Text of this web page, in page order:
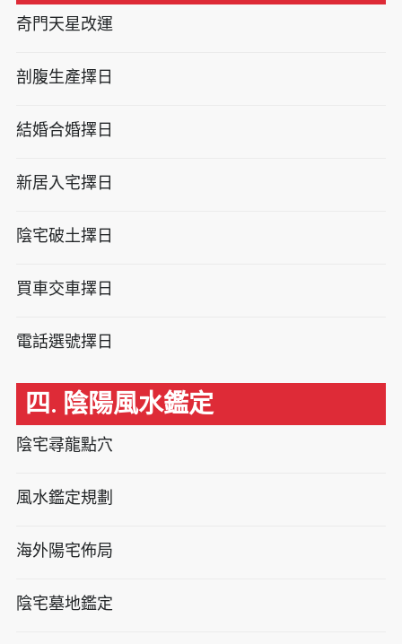
奇門天星改運
剖腹生產擇日
結婚合婚擇日
新居入宅擇日
陰宅破土擇日
買車交車擇日
電話選號擇日
四. 陰陽風水鑑定
陰宅尋龍點穴
風水鑑定規劃
海外陽宅佈局
陰宅墓地鑑定